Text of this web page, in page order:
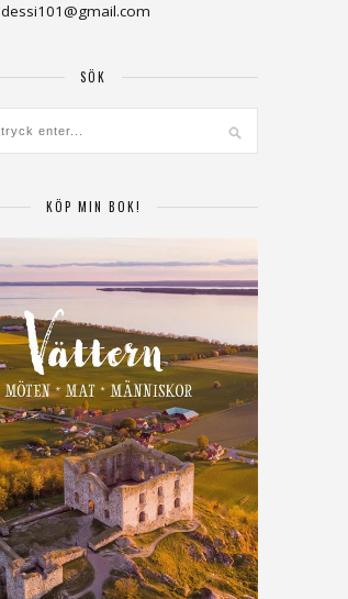
dessi101@gmail.com
SÖK
KÖP MIN BOK!